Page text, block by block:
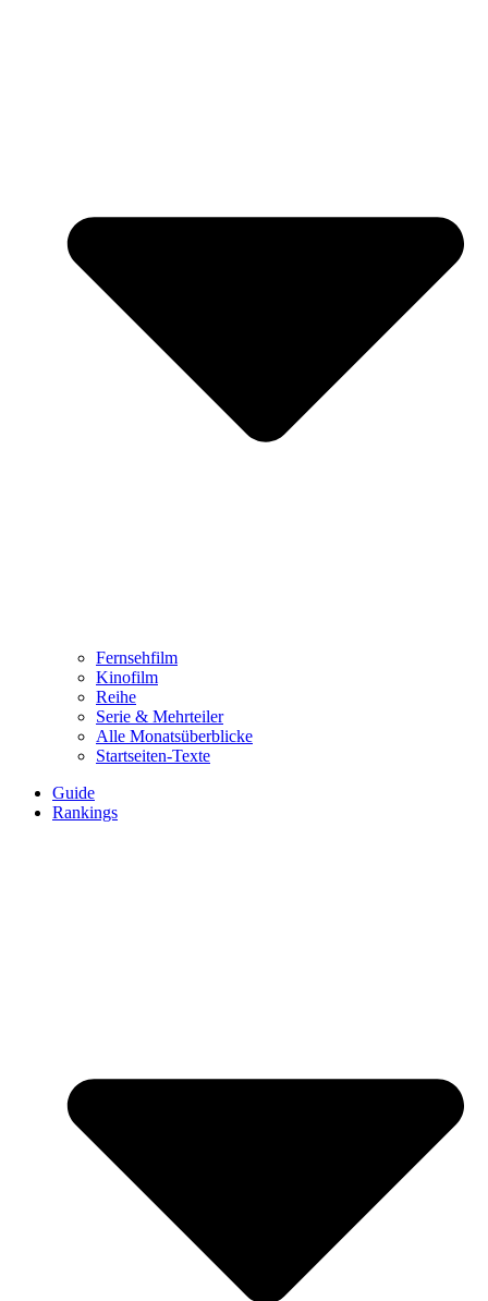
Fernsehfilm
Kinofilm
Reihe
Serie & Mehrteiler
Alle Monatsüberblicke
Startseiten-Texte
Guide
Rankings